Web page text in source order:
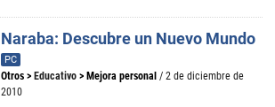
Naraba: Descubre un Nuevo Mundo
PC
Otros > Educativo > Mejora personal / 2 de diciembre de
2010